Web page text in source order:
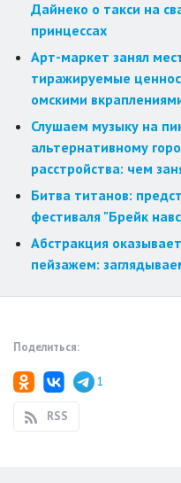
Дайнеко о такси на
принцессах
Арт-маркет занял
тиражируемые
омскими
Слушаем музыку на
альтернативному
расстройства: чем
Битва титанов:
фестиваля "Брейк
Абстракция
пейзажем:
Поделиться:
1
RSS